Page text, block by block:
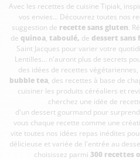
Avec les recettes de cuisine Tipiak,
vos envies... Découvrez toutes nos
suggestion de recette sans gluten.
de quinoa, taboulé, de dessert sans
Saint Jacques pour varier votre
Lentilles... n'auront plus de secrets
des idées de recettes
bubble tea, des recettes à base de
cuisiner les produits céréaliers et
cherchez une idée de
d'un dessert gourmand pour
vous chaque recette comme une
vite toutes nos idées repas inédites
délicieuse et variée de l'entrée au
choisissez parmi 300 recettes